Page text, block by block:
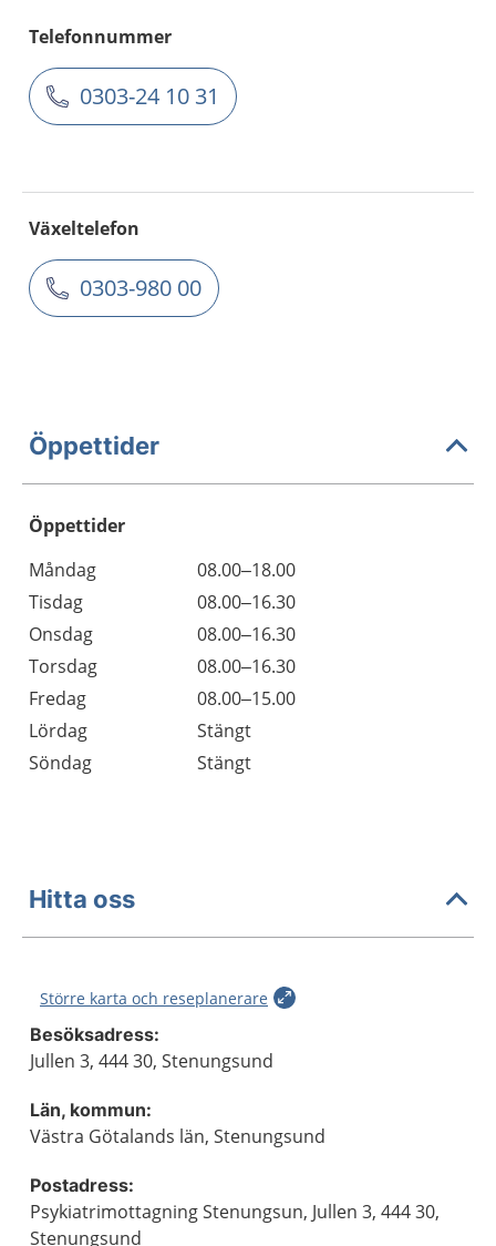
Telefonnummer
0303-24 10 31
Växeltelefon
0303-980 00
Öppettider
Öppettider
Dag
Öppettider
Kommentarer
Måndag
08.00–18.00
Tisdag
08.00–16.30
Onsdag
08.00–16.30
Torsdag
08.00–16.30
Fredag
08.00–15.00
Lördag
Stängt
Söndag
Stängt
Hitta oss
Större karta och reseplanerare
Besöksadress:
Jullen 3, 444 30, Stenungsund
Län, kommun:
Västra Götalands län, Stenungsund
Postadress:
Psykiatrimottagning Stenungsun, Jullen 3, 444 30,
Stenungsund